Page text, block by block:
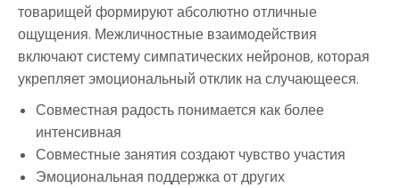
товарищей формируют абсолютно отличные
ощущения. Межличностные взаимодействия
включают систему симпатических нейронов, которая
укрепляет эмоциональный отклик на случающееся.
Совместная радость понимается как более
интенсивная
Совместные занятия создают чувство участия
Эмоциональная поддержка от других